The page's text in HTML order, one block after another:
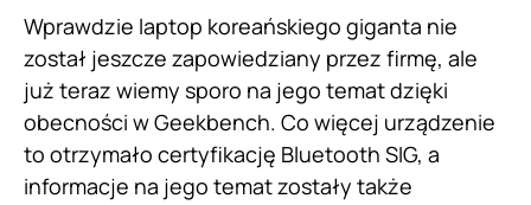
Wprawdzie laptop koreańskiego giganta nie
został jeszcze zapowiedziany przez firmę, ale
już teraz wiemy sporo na jego temat dzięki
obecności w Geekbench. Co więcej urządzenie
to otrzymało certyfikację Bluetooth SIG, a
informacje na jego temat zostały także